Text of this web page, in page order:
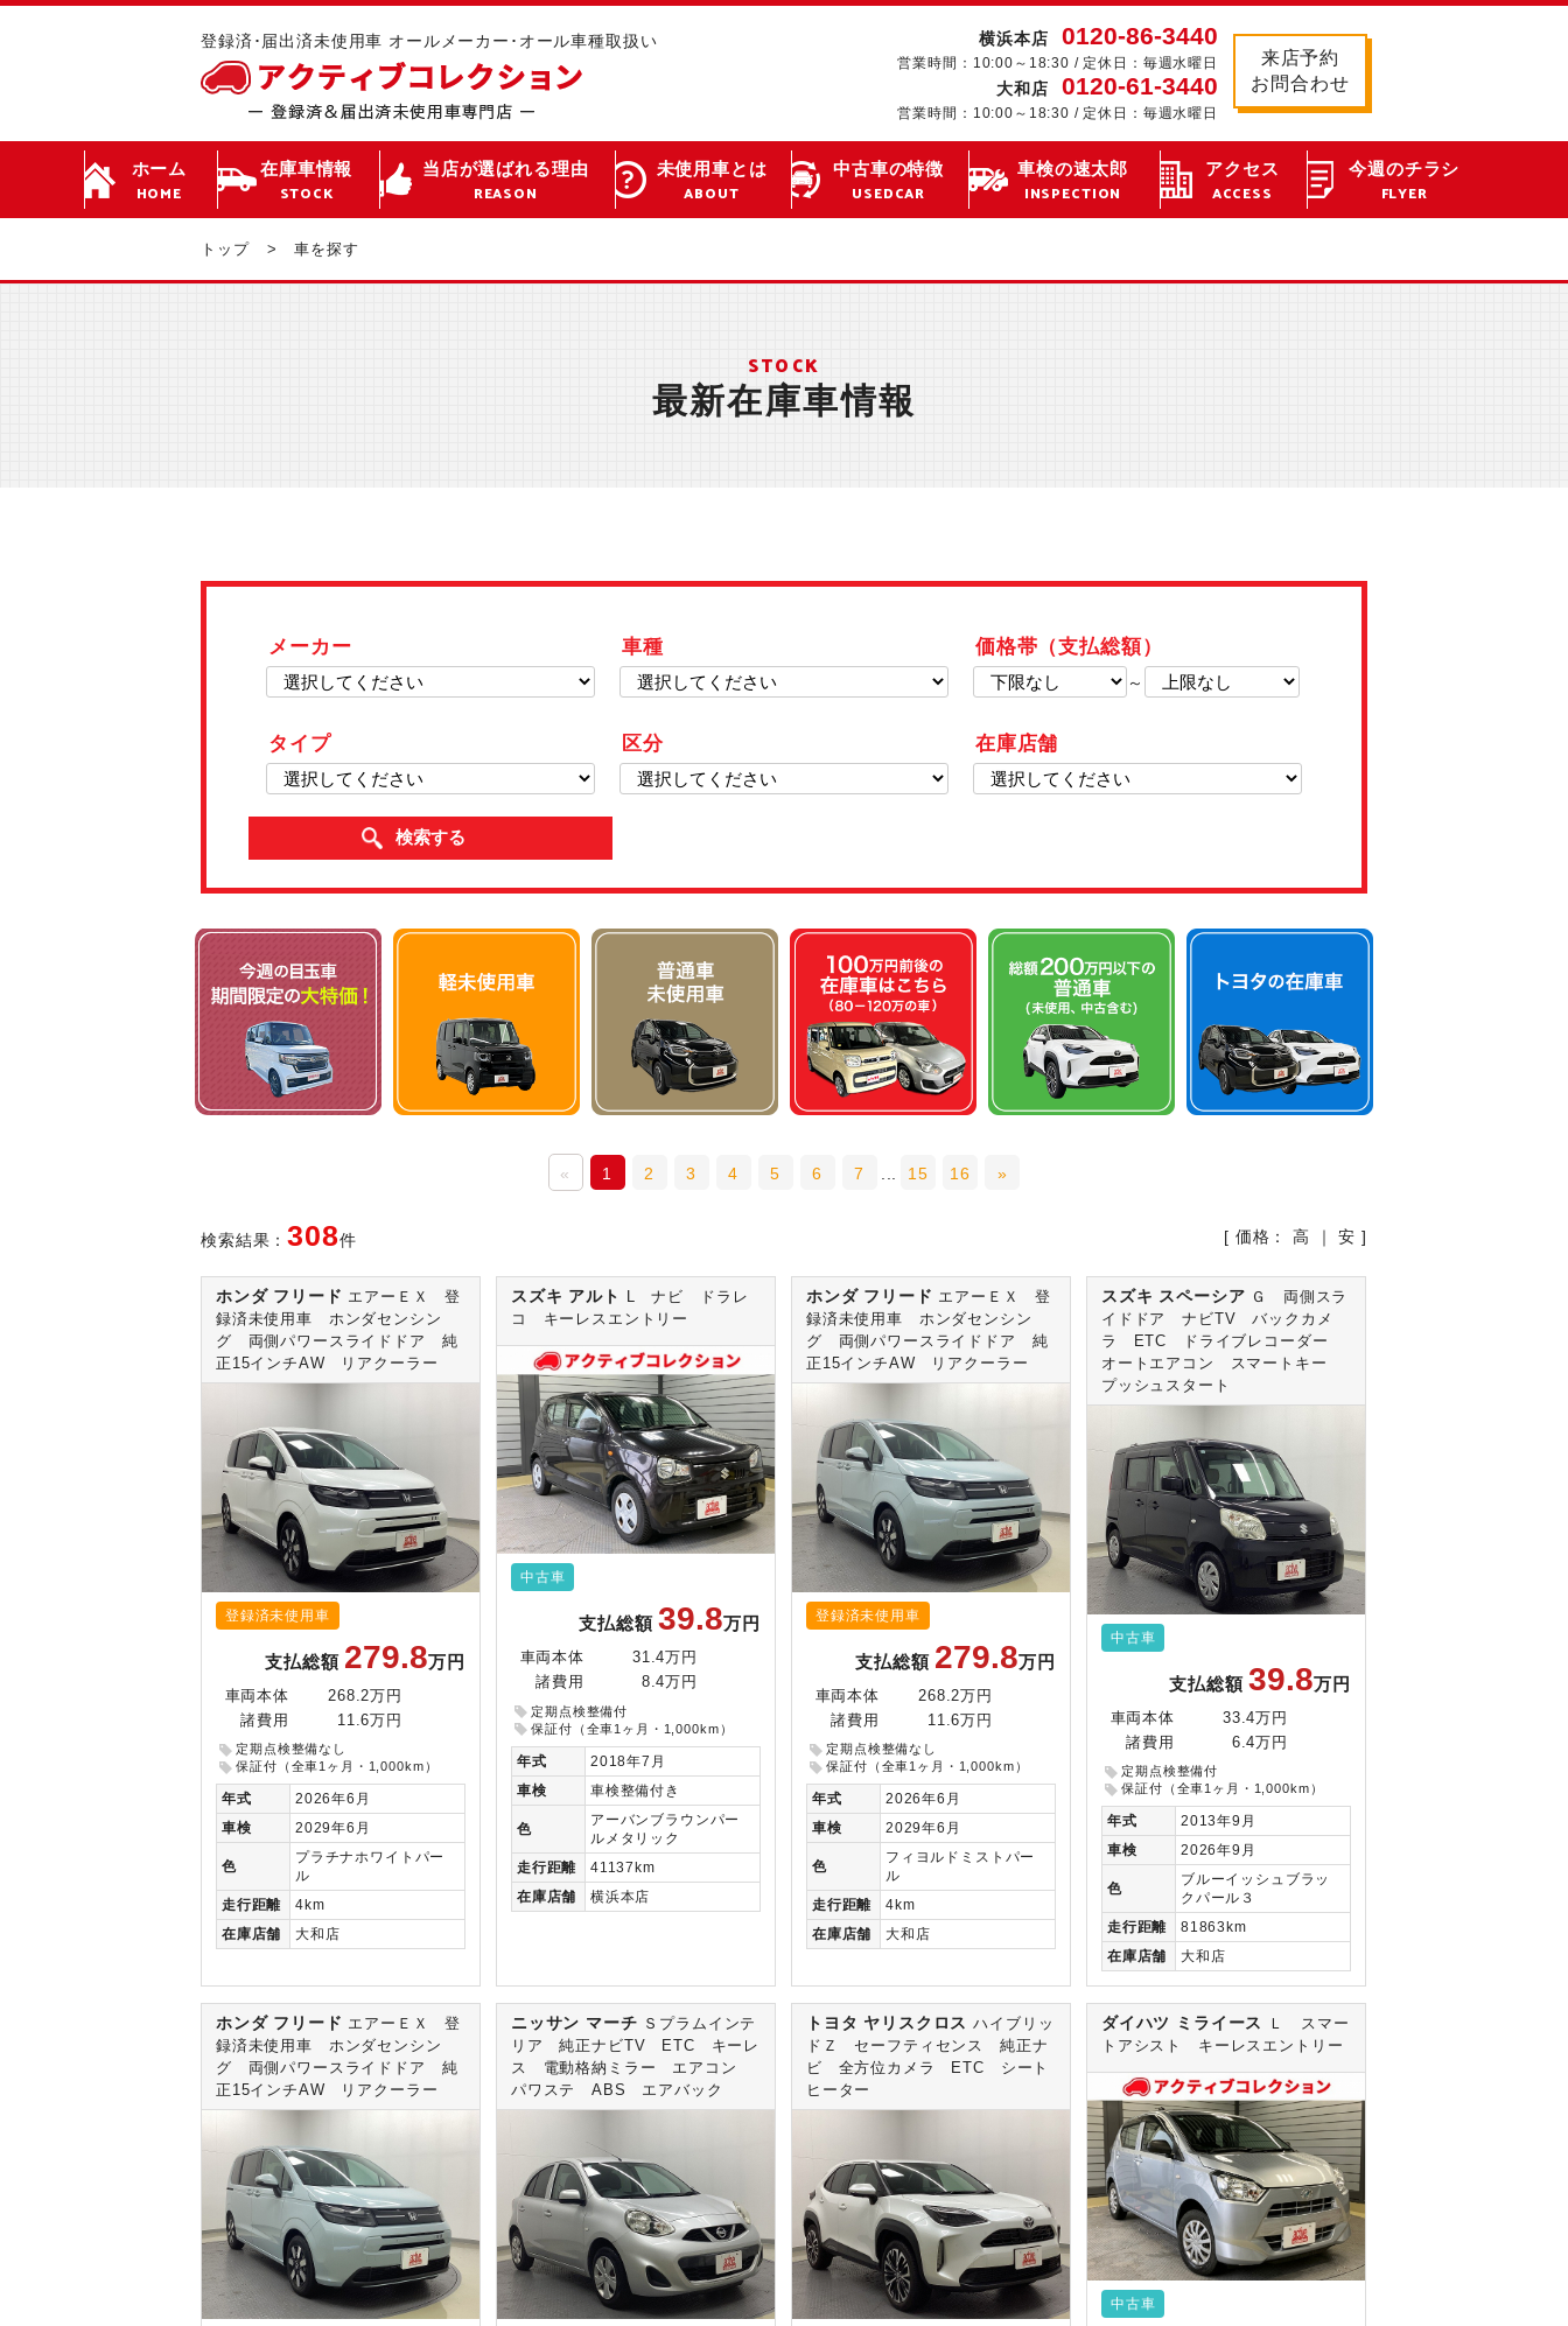
登録済･届出済未使用車 オールメーカー･オール車種取扱い 横浜本店 0120-86-3440
営業時間：10:00～18:30 / 定休日：毎週水曜日
大和店 0120-61-3440
営業時間：10:00～18:30 / 定休日：毎週水曜日
来店予約
お問合わせ
ホーム
HOME
在庫車情報
STOCK
当店が選ばれる理由
REASON
未使用車とは
ABOUT
中古車の特徴
USEDCAR
車検の速太郎
INSPECTION
アクセス
ACCESS
今週のチラシ
FLYER
トップ 車を探す
STOCK
最新在庫車情報
メーカー 車種 価格帯（支払総額）
～
タイプ 区分 在庫店舗
« 1 2 3 4 5 6 7 15 16 »
[ 価格：高 ｜安 ]
検索結果：308件
ホンダ フリード エアーＥＸ 登
録済未使用車 ホンダセンシン
グ 両側パワースライドドア 純
正15インチAW リアクーラー
登録済未使用車
支払総額 279.8万円
車両本体
268.2万円
諸費用
11.6万円
定期点検整備なし
保証付（全車1ヶ月・1,000km）
年式
2026年6月
車検
2029年6月
色
プラチナホワイトパー
ル
走行距離
4km
在庫店舗 大和店
スズキ アルト
L ナビ ドラレ
コ キーレスエントリー
中古車
支払総額39.8万円
車両本体
31.4万円
諸費用
8.4万円
定期点検整備付
保証付（全車1ヶ月・1,000km）
年式
2018年7月
車検
車検整備付き
色
アーバンブラウンパー
ルメタリック
走行距離
41137km
在庫店舗 横浜本店
ホンダ フリード エアーＥＸ 登
録済未使用車 ホンダセンシン
グ 両側パワースライドドア 純
正15インチAW リアクーラー
登録済未使用車
支払総額 279.8万円
車両本体
268.2万円
諸費用
11.6万円
定期点検整備なし
保証付（全車1ヶ月・1,000km）
年式
2026年6月
車検
2029年6月
色
フィヨルドミストパー
ル
走行距離
4km
在庫店舗 大和店
スズキ スペーシア Ｇ 両側スラ
イドドア ナビTV バックカメ
ラ ETC ドライブレコーダー
オートエアコン スマートキー
プッシュスタート
中古車
支払総額39.8万円
車両本体
33.4万円
諸費用
6.4万円
定期点検整備付
保証付（全車1ヶ月・1,000km）
年式
2013年9月
車検
2026年9月
色
ブルーイッシュブラッ
クパール３
走行距離
81863km
在庫店舗 大和店
ホンダ フリード エアーＥＸ 登
録済未使用車 ホンダセンシン
グ 両側パワースライドドア 純
正15インチAW リアクーラー
ニッサン マーチ Ｓプラムインテ
リア 純正ナビTV ETC キーレ
ス 電動格納ミラー エアコン
パワステ ABS エアバック
トヨタ ヤリスクロスハイブリッ
ドＺ セーフティセンス 純正ナ
ビ 全方位カメラ ETC シート
ヒーター
ダイハツ ミライース
Ｌ スマー
トアシスト キーレスエントリー
中古車